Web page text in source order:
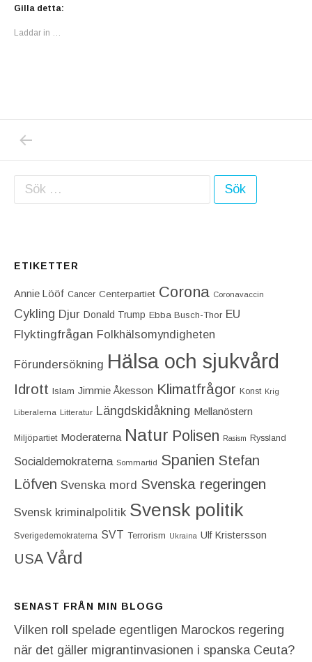
Gilla detta:
Laddar in …
Inläggsnavigering
Sök efter:
ETIKETTER
Annie Lööf Cancer Centerpartiet‎ Corona Coronavaccin
Cykling Djur Donald Trump Ebba Busch-Thor EU
Flyktingfrågan Folkhälsomyndigheten
Förundersökning Hälsa och sjukvård
Idrott Islam Jimmie Åkesson Klimatfrågor Konst Krig
Liberalerna Litteratur Längdskidåkning Mellanöstern
Miljöpartiet Moderaterna Natur Polisen Rasism Ryssland
Socialdemokraterna Sommartid Spanien Stefan
Löfven Svenska mord Svenska regeringen
Svensk kriminalpolitik Svensk politik
Sverigedemokraterna SVT Terrorism Ukraina Ulf Kristersson
USA Vård
SENAST FRÅN MIN BLOGG
Vilken roll spelade egentligen Marockos regering
när det gäller migrantinvasionen i spanska Ceuta?